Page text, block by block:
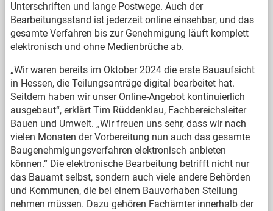
Unterschriften und lange Postwege. Auch der
Bearbeitungsstand ist jederzeit online einsehbar, und das
gesamte Verfahren bis zur Genehmigung läuft komplett
elektronisch und ohne Medienbrüche ab.
„Wir waren bereits im Oktober 2024 die erste Bauaufsicht
in Hessen, die Teilungsanträge digital bearbeitet hat.
Seitdem haben wir unser Online-Angebot kontinuierlich
ausgebaut“, erklärt Tim Rüddenklau, Fachbereichsleiter
Bauen und Umwelt. „Wir freuen uns sehr, dass wir nach
vielen Monaten der Vorbereitung nun auch das gesamte
Baugenehmigungsverfahren elektronisch anbieten
können.“ Die elektronische Bearbeitung betrifft nicht nur
das Bauamt selbst, sondern auch viele andere Behörden
und Kommunen, die bei einem Bauvorhaben Stellung
nehmen müssen. Dazu gehören Fachämter innerhalb der